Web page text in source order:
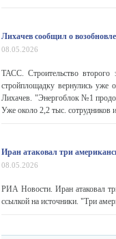
Лихачев сообщил о
08.05.2026
ТАСС. Строительство второго
стройплощадку вернулись уже
Лихачев. "Энергоблок №1
Уже около 2,2 тыс. сотрудников
Иран атаковал три
08.05.2026
РИА Новости. Иран атаковал
ссылкой на источники. "Три